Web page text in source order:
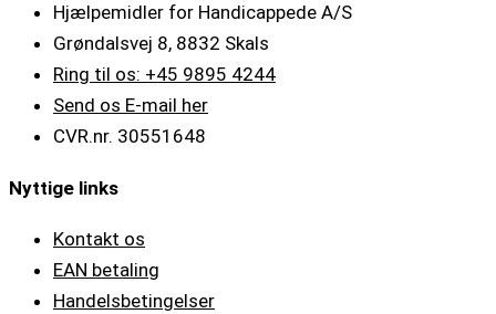
Hjælpemidler for Handicappede A/S
Grøndalsvej 8, 8832 Skals
Ring til os: +45 9895 4244
Send os E-mail her
CVR.nr. 30551648
Nyttige links
Kontakt os
EAN betaling
Handelsbetingelser